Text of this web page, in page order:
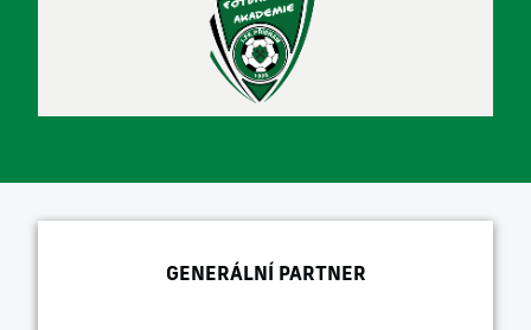
GENERÁLNÍ PARTNER